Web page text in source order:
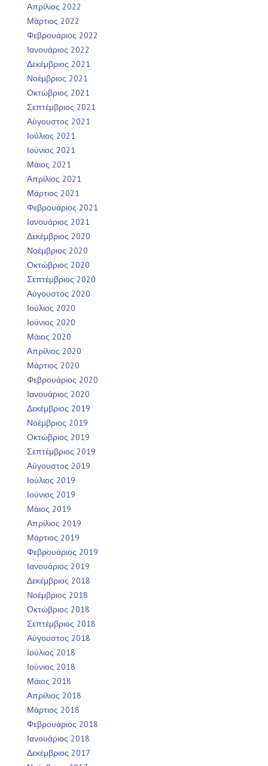
Απρίλιος 2022
Μάρτιος 2022
Φεβρουάριος 2022
Ιανουάριος 2022
Δεκέμβριος 2021
Νοέμβριος 2021
Οκτώβριος 2021
Σεπτέμβριος 2021
Αύγουστος 2021
Ιούλιος 2021
Ιούνιος 2021
Μάιος 2021
Απρίλιος 2021
Μάρτιος 2021
Φεβρουάριος 2021
Ιανουάριος 2021
Δεκέμβριος 2020
Νοέμβριος 2020
Οκτώβριος 2020
Σεπτέμβριος 2020
Αύγουστος 2020
Ιούλιος 2020
Ιούνιος 2020
Μάιος 2020
Απρίλιος 2020
Μάρτιος 2020
Φεβρουάριος 2020
Ιανουάριος 2020
Δεκέμβριος 2019
Νοέμβριος 2019
Οκτώβριος 2019
Σεπτέμβριος 2019
Αύγουστος 2019
Ιούλιος 2019
Ιούνιος 2019
Μάιος 2019
Απρίλιος 2019
Μάρτιος 2019
Φεβρουάριος 2019
Ιανουάριος 2019
Δεκέμβριος 2018
Νοέμβριος 2018
Οκτώβριος 2018
Σεπτέμβριος 2018
Αύγουστος 2018
Ιούλιος 2018
Ιούνιος 2018
Μάιος 2018
Απρίλιος 2018
Μάρτιος 2018
Φεβρουάριος 2018
Ιανουάριος 2018
Δεκέμβριος 2017